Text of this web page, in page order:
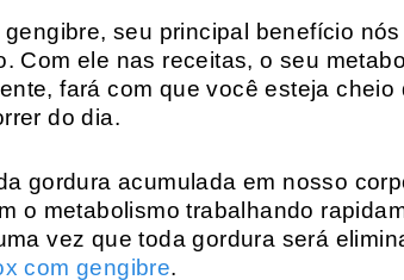
seu principal benefício
Com ele nas receitas, o seu
fará com que você esteja cheio
do dia.
gordura acumulada em nosso
o metabolismo trabalhando
vez que toda gordura será
com gengibre.